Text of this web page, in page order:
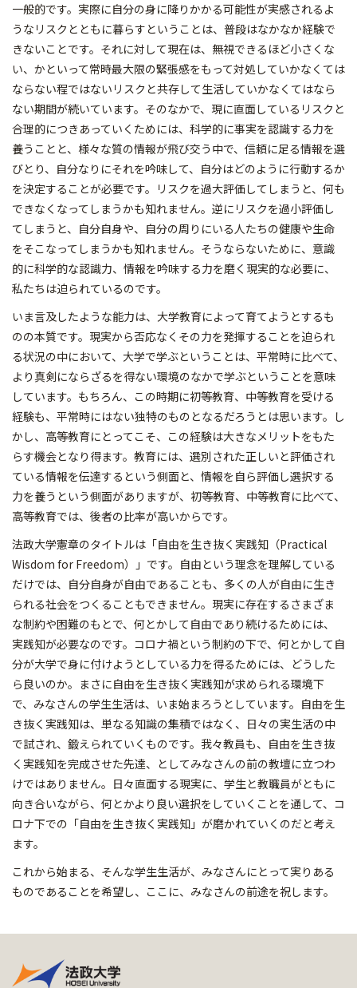
一般的です。実際に自分の身に降りかかる可能性が実感されるよ
うなリスクとともに暮らすということは、普段はなかなか経験で
きないことです。それに対して現在は、無視できるほど小さくな
い、かといって常時最大限の緊張感をもって対処していかなくては
ならない程ではないリスクと共存して生活していかなくてはなら
ない期間が続いています。そのなかで、現に直面しているリスクと
合理的につきあっていくためには、科学的に事実を認識する力を
養うことと、様々な質の情報が飛び交う中で、信頼に足る情報を選
びとり、自分なりにそれを吟味して、自分はどのように行動するか
を決定することが必要です。リスクを過大評価してしまうと、何も
できなくなってしまうかも知れません。逆にリスクを過小評価し
てしまうと、自分自身や、自分の周りにいる人たちの健康や生命
をそこなってしまうかも知れません。そうならないために、意識
的に科学的な認識力、情報を吟味する力を磨く現実的な必要に、
私たちは迫られているのです。
いま言及したような能力は、大学教育によって育てようとするも
のの本質です。現実から否応なくその力を発揮することを迫られ
る状況の中において、大学で学ぶということは、平常時に比べて、
より真剣にならざるを得ない環境のなかで学ぶということを意味
しています。もちろん、この時期に初等教育、中等教育を受ける
経験も、平常時にはない独特のものとなるだろうとは思います。し
かし、高等教育にとってこそ、この経験は大きなメリットをもた
らす機会となり得ます。教育には、選別された正しいと評価され
ている情報を伝達するという側面と、情報を自ら評価し選択する
力を養うという側面がありますが、初等教育、中等教育に比べて、
高等教育では、後者の比率が高いからです。
法政大学憲章のタイトルは「自由を生き抜く実践知（Practical
Wisdom for Freedom）」です。自由という理念を理解している
だけでは、自分自身が自由であることも、多くの人が自由に生き
られる社会をつくることもできません。現実に存在するさまざま
な制約や困難のもとで、何とかして自由であり続けるためには、
実践知が必要なのです。コロナ禍という制約の下で、何とかして自
分が大学で身に付けようとしている力を得るためには、どうした
ら良いのか。まさに自由を生き抜く実践知が求められる環境下
で、みなさんの学生生活は、いま始まろうとしています。自由を生
き抜く実践知は、単なる知識の集積ではなく、日々の実生活の中
で試され、鍛えられていくものです。我々教員も、自由を生き抜
く実践知を完成させた先達、としてみなさんの前の教壇に立つわ
けではありません。日々直面する現実に、学生と教職員がともに
向き合いながら、何とかより良い選択をしていくことを通して、コ
ロナ下での「自由を生き抜く実践知」が磨かれていくのだと考え
ます。
これから始まる、そんな学生生活が、みなさんにとって実りある
ものであることを希望し、ここに、みなさんの前途を祝します。